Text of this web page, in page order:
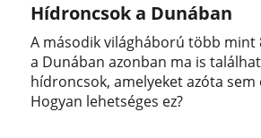
Hídroncsok a Dunában
A második világháború több mint
a Dunában azonban ma is
hídroncsok, amelyeket azóta sem
Hogyan lehetséges ez?